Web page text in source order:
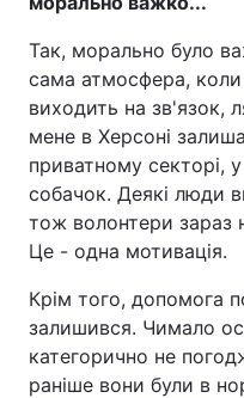
Так, морально було
сама атмосфера,
виходить на зв'язок,
мене в Херсоні
приватному секторі,
собачок. Деякі люди
тож волонтери зараз
Це - одна мотивація.
Крім того, допомога
залишився. Чимало
категорично не
раніше вони були в